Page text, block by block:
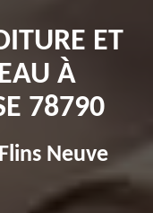
ET
À
78790
Neuve